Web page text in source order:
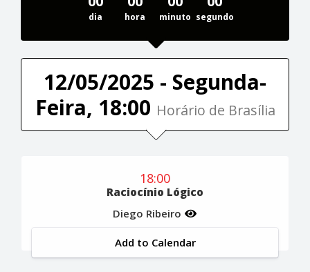
dia hora minuto segundo
12/05/2025 - Segunda-
Feira, 18:00 Horário de Brasília
18:00
Raciocínio Lógico
Diego Ribeiro
Add to Calendar